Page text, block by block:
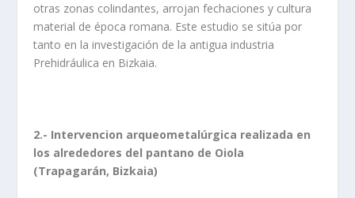
otras zonas colindantes, arrojan fechaciones y cultura
material de época romana. Este estudio se sitúa por
tanto en la investigación de la antigua industria
Prehidráulica en Bizkaia.
2.- Intervencion arqueometalúrgica realizada en
los alrededores del pantano de Oiola
(Trapagarán, Bizkaia)